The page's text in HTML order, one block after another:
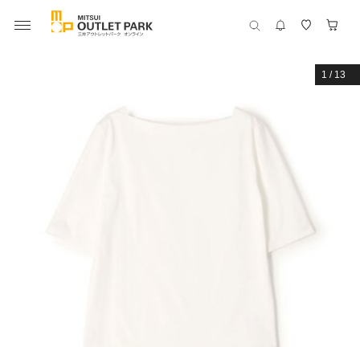
1 / 13